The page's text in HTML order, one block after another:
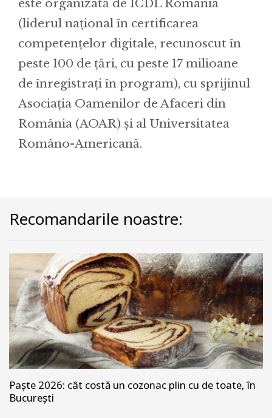
este organizată de ICDL Romania
(liderul național în certificarea
competențelor digitale, recunoscut în
peste 100 de țări, cu peste 17 milioane
de înregistrați în program), cu sprijinul
Asociația Oamenilor de Afaceri din
România (AOAR) și al Universitatea
Româno-Americană.
Recomandarile noastre:
Paște 2026: cât costă un cozonac plin cu de toate, în
București